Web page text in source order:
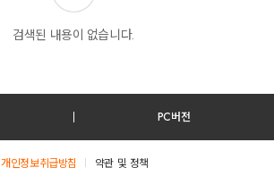
검색된 내용이 없습니다.
PC버전
개인정보취급방침
약관 및 정책